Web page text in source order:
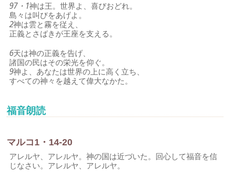
97・1神は王。世界よ、喜びおどれ。
島々は叫びをあげよ。
2神は雲と霧を従え、
正義とさばきが王座を支える。
6天は神の正義を告げ、
諸国の民はその栄光を仰ぐ。
9神よ、あなたは世界の上に高く立ち、
すべての神々を越えて偉大なかた。
福音朗読
マルコ1・14-20
アレルヤ、アレルヤ。神の国は近づいた。回心して福音を信
じなさい。アレルヤ、アレルヤ。